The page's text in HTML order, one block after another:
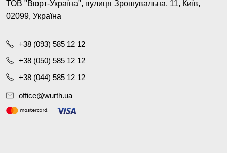
ТОВ "Вюрт-Україна", вулиця Зрошувальна, 11, Київ,
02099, Україна
+38 (093) 585 12 12
+38 (050) 585 12 12
+38 (044) 585 12 12
office@wurth.ua